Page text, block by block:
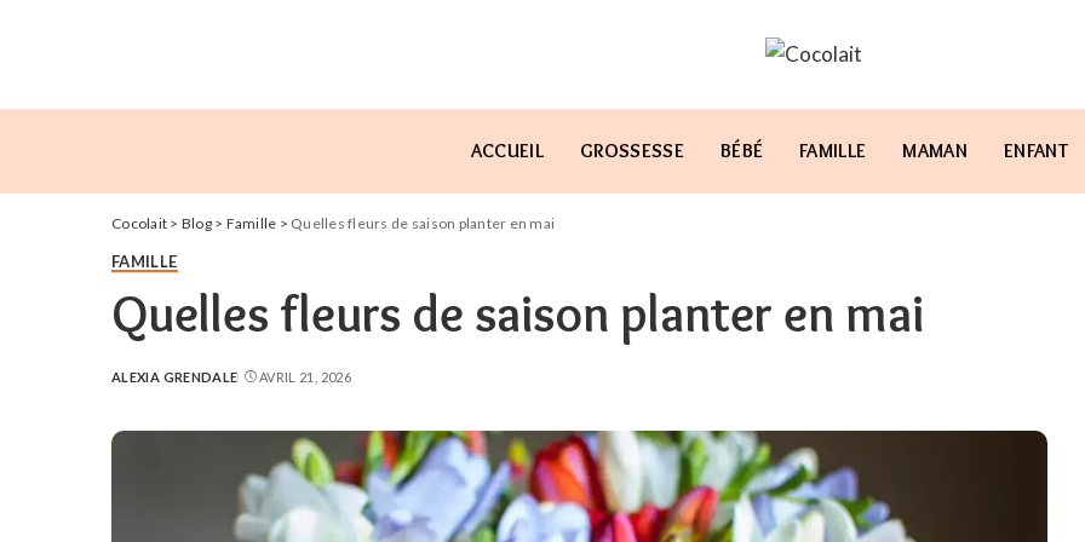
ACCUEIL GROSSESSE BÉBÉ FAMILLE MAMAN ENFANT
Cocolait > Blog> Famille > Quelles fleurs de saison planter en mai
FAMILLE
Quelles fleurs de saison planter en mai
POSTED
ALEXIA GRENDALE AVRIL 21, 2026